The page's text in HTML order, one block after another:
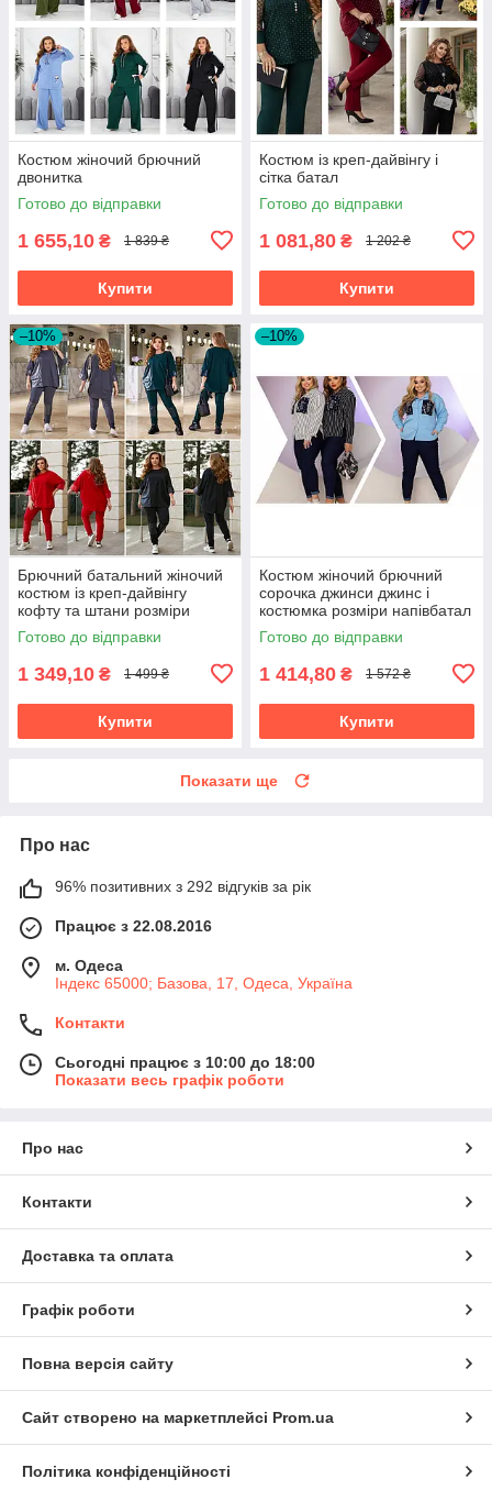
Костюм жіночий брючний
двонитка
Готово до відправки
1 655,10 ₴ 1 839 ₴
Купити
Костюм із креп-дайвінгу і
сітка батал
Готово до відправки
1 081,80 ₴ 1 202 ₴
Купити
–10%
Брючний батальний жіночий
костюм із креп-дайвінгу
кофту та штани розміри
батал
Готово до відправки
1 349,10 ₴ 1 499 ₴
Купити
–10%
Костюм жіночий брючний
сорочка джинси джинс і
костюмка розміри напівбатал
та батал
Готово до відправки
1 414,80 ₴ 1 572 ₴
Купити
Показати ще
Про нас
96% позитивних з 292 відгуків за рік
Працює з 22.08.2016
м. Одеса
Індекс 65000; Базова, 17, Одеса, Україна
Контакти
Сьогодні працює з 10:00 до 18:00
Показати весь графік роботи
Про нас
Контакти
Доставка та оплата
Графік роботи
Повна версія сайту
Сайт створено на маркетплейсі Prom.ua
Політика конфіденційності